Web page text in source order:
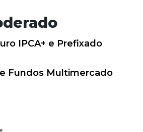
IPCA+ e Prefixado
Fundos Multimercado